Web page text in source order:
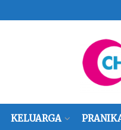
KELUARGA